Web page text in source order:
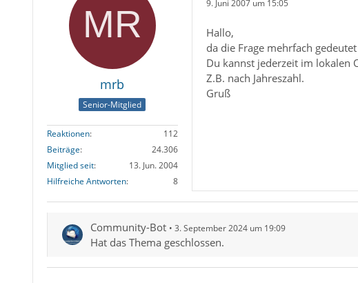
mrb
Senior-Mitglied
Reaktionen
112
Beiträge
24.306
Mitglied seit
13. Jun. 2004
Hilfreiche Antworten
8
9. Juni 2007 um 15:05
Hallo,
da die Frage mehrfach
Du kannst jederzeit im lokalen
Z.B. nach Jahreszahl.
Gruß
Community-Bot 3. September 2024 um 19:09
Hat das Thema geschlossen.